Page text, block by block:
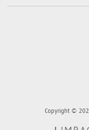
Copyright ©